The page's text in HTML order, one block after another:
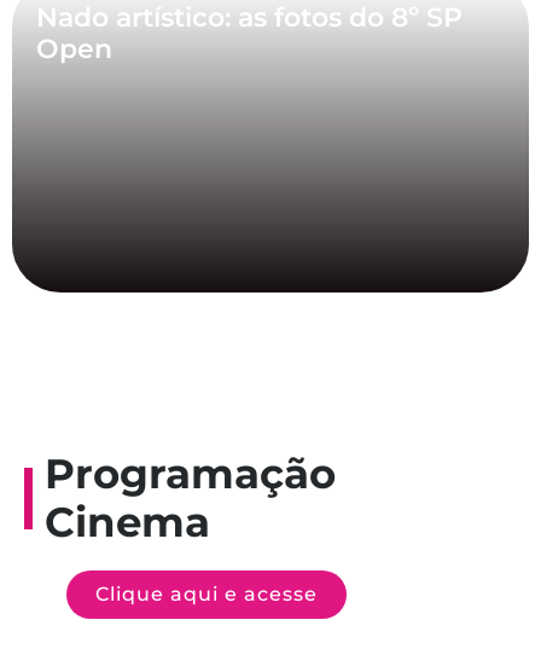
Nado artístico: as fotos do 8º SP
Open
Programação
Cinema
Clique aqui e acesse